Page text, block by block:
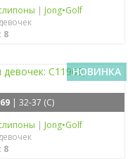
| Jong•Golf
8
НОВИНКА
| 32-37 (C)
| Jong•Golf
8